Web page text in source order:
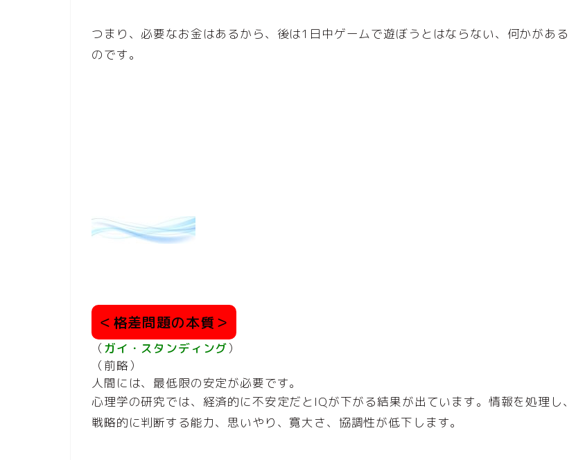
つまり、必要なお金はあるから、後は1日中ゲームで遊ぼうとはならない、何かがある
のです。
＜格差問題の本質＞
（ガイ・スタンディング）
（前略）
人間には、最低限の安定が必要です。
心理学の研究では、経済的に不安定だとIQが下がる結果が出ています。情報を処理し、
戦略的に判断する能力、思いやり、寛大さ、協調性が低下します。